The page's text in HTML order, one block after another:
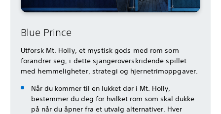
Blue Prince
Utforsk Mt. Holly, et mystisk gods med rom som
forandrer seg, i dette sjangeroverskridende spillet
med hemmeligheter, strategi og hjernetrimoppgaver.
Når du kommer til en lukket dør i Mt. Holly,
bestemmer du deg for hvilket rom som skal dukke
på når du åpner fra et utvalg alternativer. Hver